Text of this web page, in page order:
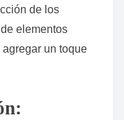
de los
elementos
un toque